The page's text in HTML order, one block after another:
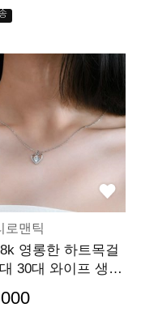
로맨틱
영롱한 하트목걸
30대 와이프 생일